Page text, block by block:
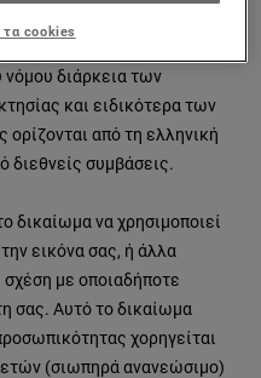
νόμου διάρκεια των
και ειδικότερα των
από τη ελληνική
διεθνείς συμβάσεις.
δικαίωμα να χρησιμοποιεί
εικόνα σας, ή άλλα
σχέση με οποιαδήποτε
σας. Αυτό το δικαίωμα
χορηγείται
ετών (σιωπηρά ανανεώσιμο)
τα cookies